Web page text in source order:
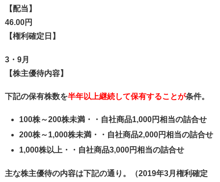
【配当】
46.00円
【権利確定日】
3・9月
【株主優待内容】
下記の保有株数を半年以上継続して保有することが条件。
100株～200株未満・・自社商品1,000円相当の詰合せ
200株～1,000株未満・・自社商品2,000円相当の詰合せ
1,000株以上・・自社商品3,000円相当の詰合せ
主な株主優待の内容は下記の通り。（2019年3月権利確定